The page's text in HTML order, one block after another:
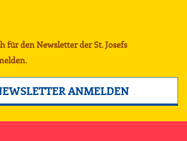
für den Newsletter der St. Josefs
ANMELDEN